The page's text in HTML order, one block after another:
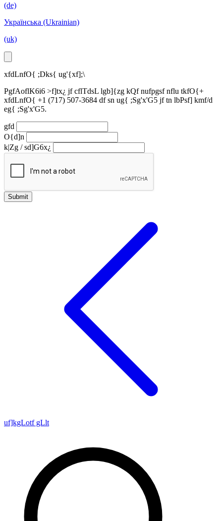
(de)
Українська (Ukrainian)
(uk)
xfdLnfO{ ;Dks{ ug'{xf];\
PgfAoflK6i6 >f]tx¿ jf cflTdsL lgb]{zg kQf nufpgsf nflu tkfO{+
xfdLnfO{ +1 (717) 507-3684 df sn ug{ ;Sg'x'G5 jf tn lbPsf] kmf/d
eg{ ;Sg'x'G5.
gfd
O{d]n
k|Zg / sd]G6x¿
Submit
uf]kgLotf gLlt